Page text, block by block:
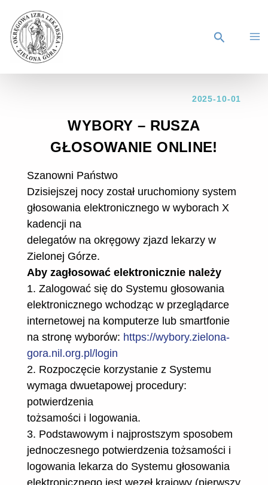
2025-10-01
WYBORY – RUSZA
GŁOSOWANIE ONLINE!
Szanowni Państwo
Dzisiejszej nocy został uruchomiony system
głosowania elektronicznego w wyborach X
kadencji na
delegatów na okręgowy zjazd lekarzy w
Zielonej Górze.
Aby zagłosować elektronicznie należy
1. Zalogować się do Systemu głosowania
elektronicznego wchodząc w przeglądarce
internetowej na komputerze lub smartfonie
na stronę wyborów: https://wybory.zielona-
gora.nil.org.pl/login
2. Rozpoczęcie korzystanie z Systemu
wymaga dwuetapowej procedury:
potwierdzenia
tożsamości i logowania.
3. Podstawowym i najprostszym sposobem
jednoczesnego potwierdzenia tożsamości i
logowania lekarza do Systemu głosowania